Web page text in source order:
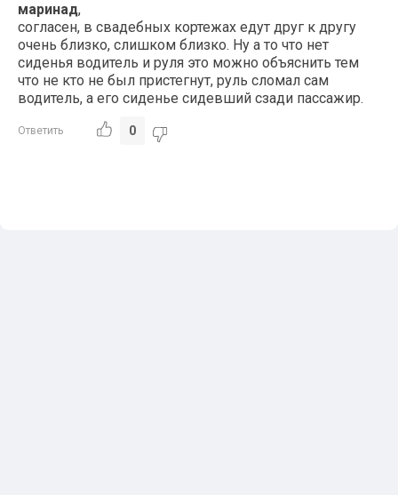
маринад,
согласен, в свадебных кортежах едут друг к другу
очень близко, слишком близко. Ну а то что нет
сиденья водитель и руля это можно объяснить тем
что не кто не был пристегнут, руль сломал сам
водитель, а его сиденье сидевший сзади пассажир.
Ответить 0